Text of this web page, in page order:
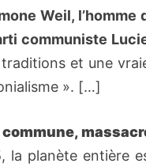
Weil,
communiste
traditions et une
». […]
la planète entière